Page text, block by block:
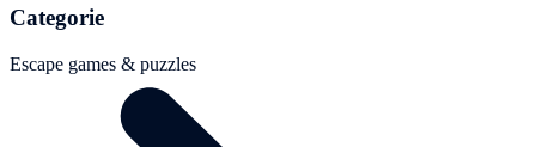
Categorie
Escape games & puzzles